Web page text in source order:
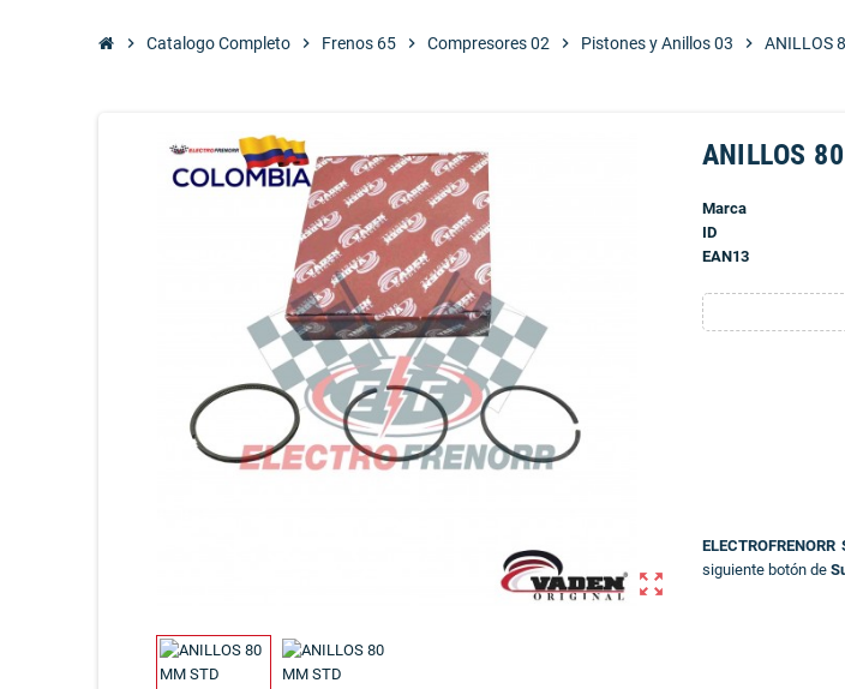
chevron_right Catalogo Completo chevron_right Frenos 65 chevron_right Compresores 02 chevron_right Pistones y Anillos 03 chevron_right ANILLOS
zoom_out_map
ANILLOS
Marca
ID
EAN13
ELECTROFRENORR
siguiente botón de